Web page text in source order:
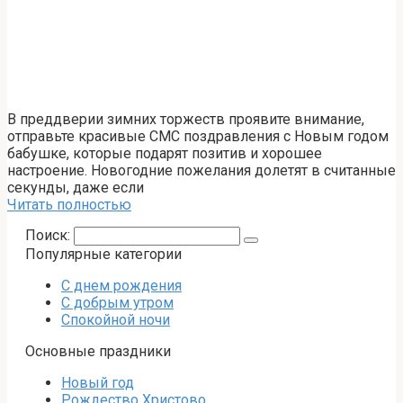
В преддверии зимних торжеств проявите внимание,
отправьте красивые СМС поздравления с Новым годом
бабушке, которые подарят позитив и хорошее
настроение. Новогодние пожелания долетят в считанные
секунды, даже если
Читать полностью
Поиск:
Популярные категории
С днем рождения
С добрым утром
Спокойной ночи
Основные праздники
Новый год